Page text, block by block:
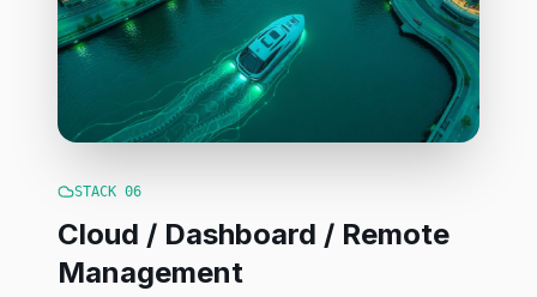
STACK 06
Cloud / Dashboard / Remote
Management